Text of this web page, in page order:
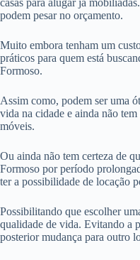
casas para alugar já
podem pesar no orçamento.
Muito embora tenham um
práticos para quem está
Formoso.
Assim como, podem ser uma
vida na cidade e ainda não
móveis.
Ou ainda não tem certeza de
Formoso por período
ter a possibilidade de locação
Possibilitando que escolher
qualidade de vida. Evitando a
posterior mudança para outro